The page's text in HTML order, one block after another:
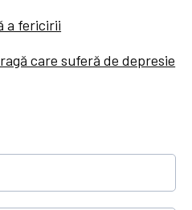
a fericirii
care suferă de depresie